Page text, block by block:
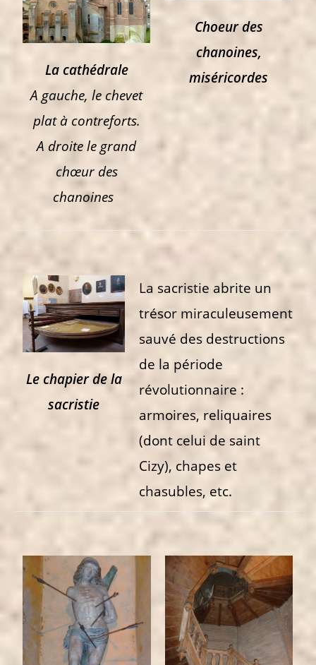
La cathédrale
A gauche, le chevet
plat à contreforts.
A droite le grand
chœur des
chanoines
Choeur des
chanoines,
miséricordes
Le chapier de la
sacristie
La sacristie abrite un
trésor miraculeusement
sauvé des destructions
de la période
révolutionnaire :
armoires, reliquaires
(dont celui de saint
Cizy), chapes et
chasubles, etc.